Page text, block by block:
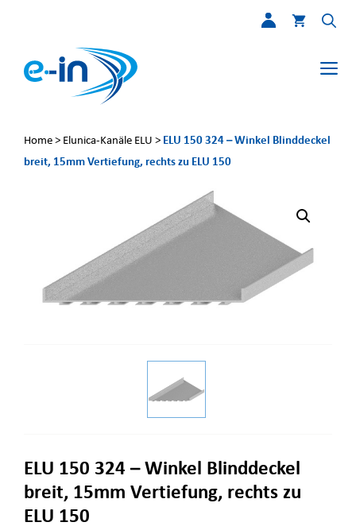
Home> Elunica-Kanäle ELU > ELU 150 324 – Winkel Blinddeckel
breit, 15mm Vertiefung, rechts zu ELU 150
ELU 150 324 – Winkel Blinddeckel
breit, 15mm Vertiefung, rechts zu
ELU 150